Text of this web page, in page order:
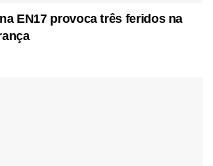
EN17 provoca três feridos na